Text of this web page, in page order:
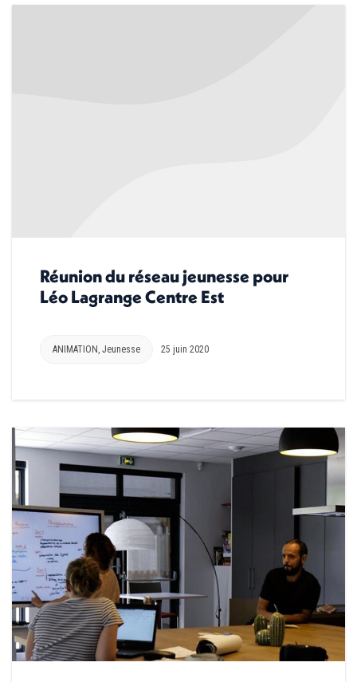
Réunion du réseau jeunesse pour
Léo Lagrange Centre Est
ANIMATION , Jeunesse 25 juin 2020